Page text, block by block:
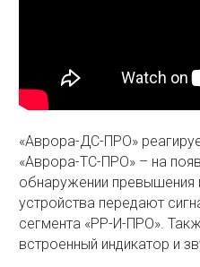
«Аврора-ДС-ПРО»
«Аврора-ТС-ПРО» – на
обнаружении превышения
устройства передают
сегмента «РР-И-ПРО».
встроенный индикатор и